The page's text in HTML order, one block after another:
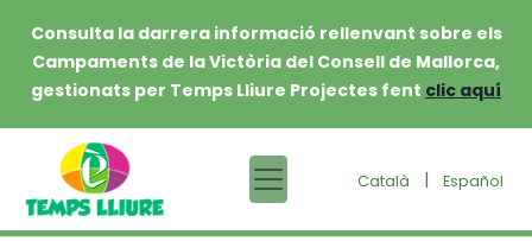
Consulta la darrera informació rellenvant sobre els
Campaments de la Victòria del Consell de Mallorca,
gestionats per Temps Lliure Projectes fent clic aquí
Català | Español